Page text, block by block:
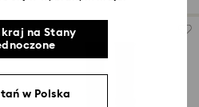
na Stany
w Polska